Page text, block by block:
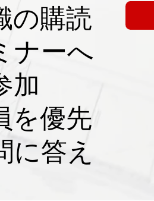
の購読
ナーへ
加
を優先
に答え